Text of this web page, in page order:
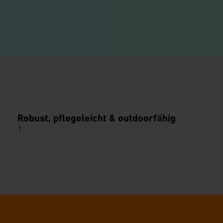
Robust, pflegeleicht & outdoorfähig
↑